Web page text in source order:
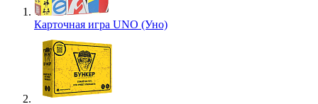
Карточная игра UNO (Уно)